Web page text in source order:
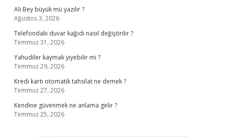
Ali Bey büyük mü yazılır ?
Ağustos 3, 2026
Telefondaki duvar kağıdı nasıl değiştirilir ?
Temmuz 31, 2026
Yahudiler kaymak yiyebilir mi ?
Temmuz 29, 2026
Kredi kartı otomatik tahsilat ne demek ?
Temmuz 27, 2026
Kendine güvenmek ne anlama gelir ?
Temmuz 25, 2026